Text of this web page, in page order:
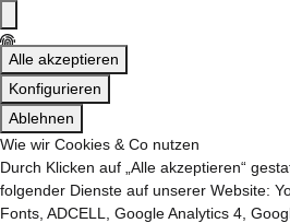
Alle akzeptieren
Konfigurieren
Ablehnen
Wie wir Cookies & Co nutzen
Durch Klicken auf „Alle akzeptieren“
folgender Dienste auf unserer Website:
Fonts, ADCELL, Google Analytics 4,